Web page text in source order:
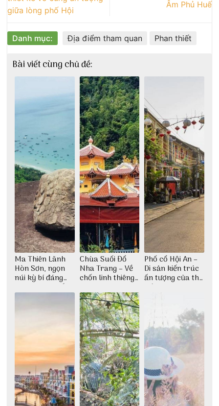
giữa lòng phố Hội
Âm Phủ Huế
Danh mục: Địa điểm tham quan Phan thiết
Bài viết cùng chủ đề:
Ma Thiên Lãnh
Hòn Sơn, ngọn
núi kỳ bí đáng
khám phá nhất
Chùa Suối Đổ
Nha Trang – Về
chốn linh thiêng
thiền định
Phố cổ Hội An –
Di sản kiến trúc
ấn tượng của thế
giới